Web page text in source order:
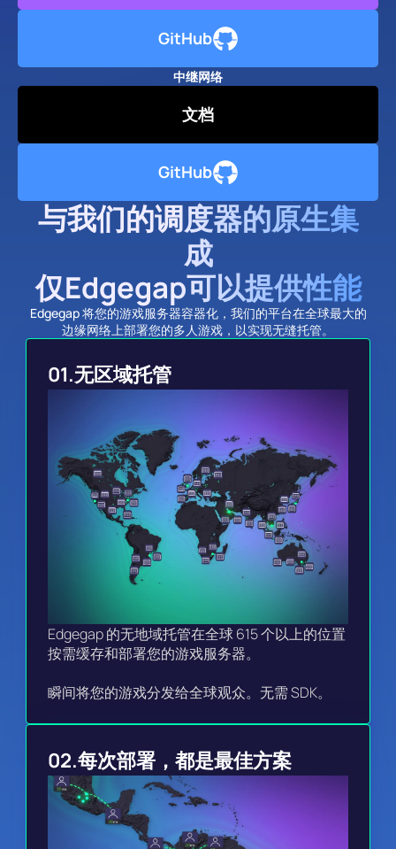
GitHub
中继网络
文档
GitHub
与我们的调度器的原生集
成
仅Edgegap可以提供性能
Edgegap 将您的游戏服务器容器化，我们的平台在全球最大的
边缘网络上部署您的多人游戏，以实现无缝托管。
01.无区域托管
Edgegap 的无地域托管在全球 615 个以上的位置
按需缓存和部署您的游戏服务器。
瞬间将您的游戏分发给全球观众。无需 SDK。
02.每次部署，都是最佳方案